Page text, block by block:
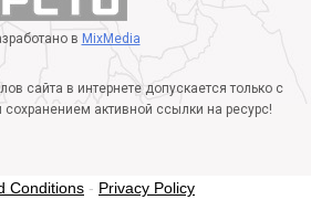
в MixMedia
сайта в интернете допускается только с
сохранением активной ссылки на ресурс!
Conditions - Privacy Policy